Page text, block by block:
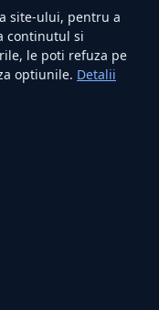
site-ului, pentru a
continutul si
le poti refuza pe
optiunile. Detalii